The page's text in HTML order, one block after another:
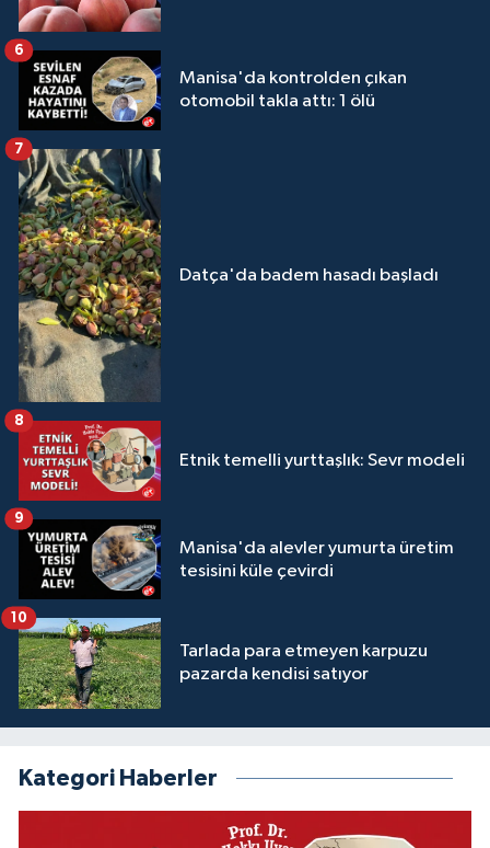
Manisa'da kontrolden çıkan
otomobil takla attı: 1 ölü
6
Datça'da badem hasadı başladı
7
Etnik temelli yurttaşlık: Sevr modeli
8
Manisa'da alevler yumurta üretim
tesisini küle çevirdi
9
Tarlada para etmeyen karpuzu
pazarda kendisi satıyor
10
Kategori Haberler